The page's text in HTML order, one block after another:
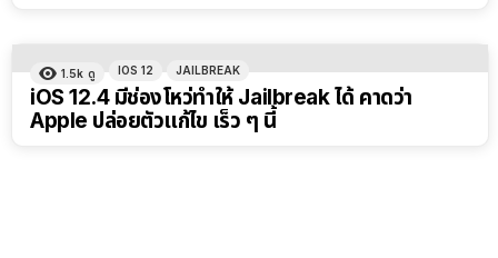
1.5k ดู IOS 12 JAILBREAK
iOS 12.4 มีช่องโหว่ทำให้ Jailbreak ได้ คาดว่า
Apple ปล่อยตัวแก้ไข เร็ว ๆ นี้